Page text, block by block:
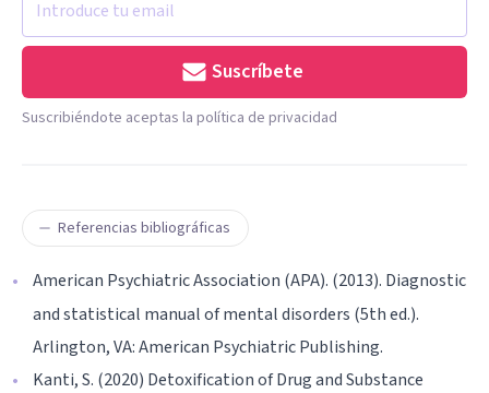
Suscríbete
Suscribiéndote aceptas la política de privacidad
Referencias bibliográficas
American Psychiatric Association (APA). (2013). Diagnostic
and statistical manual of mental disorders (5th ed.).
Arlington, VA: American Psychiatric Publishing.
Kanti, S. (2020) Detoxification of Drug and Substance